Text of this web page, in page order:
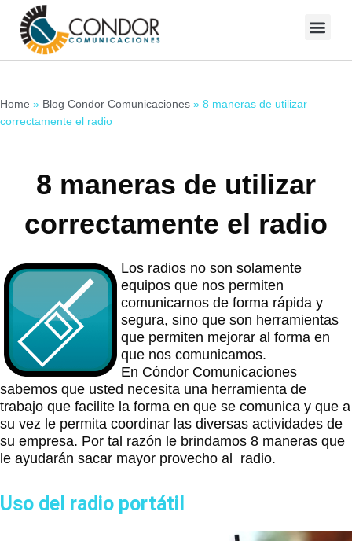
content
Home » Blog Condor Comunicaciones » 8 maneras de utilizar
correctamente el radio
8 maneras de utilizar
correctamente el radio
Los radios no son solamente
equipos que nos permiten
comunicarnos de forma rápida y
segura, sino que son herramientas
que permiten mejorar al forma en
que nos comunicamos.
En Cóndor Comunicaciones
sabemos que usted necesita una herramienta de
trabajo que facilite la forma en que se comunica y que a
su vez le permita coordinar las diversas actividades de
su empresa. Por tal razón le brindamos 8 maneras que
le ayudarán sacar mayor provecho al radio.
Uso del radio portátil